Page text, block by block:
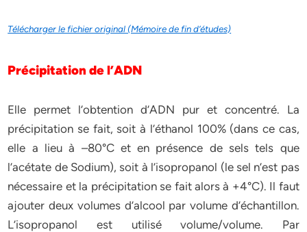
Télécharger le fichier original (Mémoire de fin d’études)
Précipitation de l’ADN
Elle permet l’obtention d’ADN pur et concentré. La
précipitation se fait, soit à l’éthanol 100% (dans ce cas,
elle a lieu à –80°C et en présence de sels tels que
l’acétate de Sodium), soit à l’isopropanol (le sel n’est pas
nécessaire et la précipitation se fait alors à +4°C). Il faut
ajouter deux volumes d’alcool par volume d’échantillon.
L’isopropanol est utilisé volume/volume. Par